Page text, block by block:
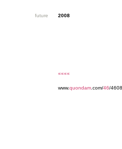
future 2008
««««
www.quondam .com/46/